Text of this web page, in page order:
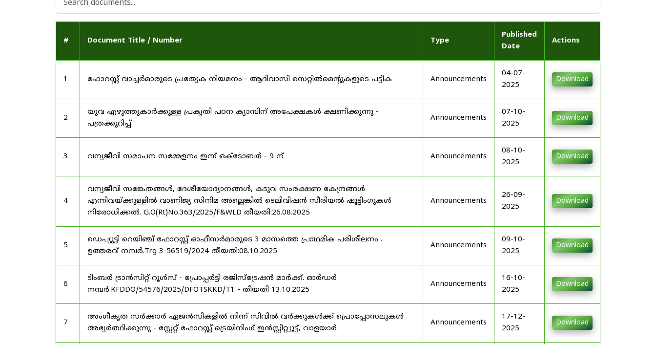
# Document Title / Number Type
Published
Date
Actions
1 ഫോറസ്റ്റ് വാച്ചർമാരുടെ പ്രത്യേക നിയമനം - ആദിവാസി സെറ്റിൽമെന്റുകളുടെ പട്ടിക Announcements
04-07-
2025
Download
2
യുവ എഴുത്തുകാർക്കുള്ള പ്രകൃതി പഠന ക്യാമ്പിന് അപേക്ഷകൾ ക്ഷണിക്കുന്നു -
പത്രക്കുറിപ്പ്
Announcements
07-10-
2025
Download
3 വന്യജീവി സമാപന സമ്മേളനം ഇന്ന് ഒക്ടോബർ - 9 ന് Announcements
08-10-
2025
Download
4
വന്യജീവി സങ്കേതങ്ങൾ, ദേശീയോദ്യാനങ്ങൾ, കടുവ സംരക്ഷണ കേന്ദ്രങ്ങൾ
എന്നിവയ്ക്കുള്ളിൽ വാണിജ്യ സിനിമ അല്ലെങ്കിൽ ടെലിവിഷൻ സീരിയൽ ഷൂട്ടിംഗുകൾ
നിരോധിക്കൽ. G.O(Rt)No.363/2025/F&WLD തീയതി:26.08.2025
Announcements
26-09-
2025
Download
5
ഡെപ്യൂട്ടി റെയിഞ്ച് ഫോറസ്റ്റ് ഓഫീസർമാരുടെ 3 മാസത്തെ പ്രാഥമിക പരിശീലനം .
ഉത്തരവ് നമ്പർ.Trg 3-56519/2024 തീയതി:08.10.2025
Announcements
09-10-
2025
Download
6
ടിംബർ ട്രാൻസിറ്റ് റൂൾസ് - പ്രോപ്പർട്ടി രജിസ്ട്രേഷൻ മാർക്ക്. ഓർഡർ
നമ്പർ.KFDDO/54576/2025/DFOTSKKD/T1 - തീയതി 13.10.2025
Announcements
16-10-
2025
Download
7
അംഗീകൃത സർക്കാർ ഏജൻസികളിൽ നിന്ന് സിവിൽ വർക്കുകൾക്ക് പ്രൊപ്പോസലുകൾ
അഭ്യർത്ഥിക്കുന്നു - സ്റ്റേറ്റ് ഫോറസ്റ്റ് ട്രെയിനിംഗ് ഇൻസ്റ്റിറ്റ്യൂട്ട്, വാളയാർ
Announcements
17-12-
2025
Download